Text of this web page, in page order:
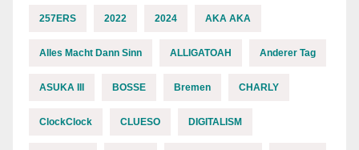
257ERS 2022 2024 AKA AKA
Alles Macht Dann Sinn ALLIGATOAH Anderer Tag
ASUKA III BOSSE Bremen CHARLY
ClockClock CLUESO DIGITALISM